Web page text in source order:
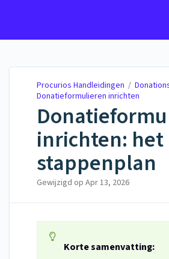
Procurios Handleidingen /
Donatieformulieren inrichten
inrichten: het
stappenplan
Gewijzigd op Apr 13, 2026
Korte samenvatting: